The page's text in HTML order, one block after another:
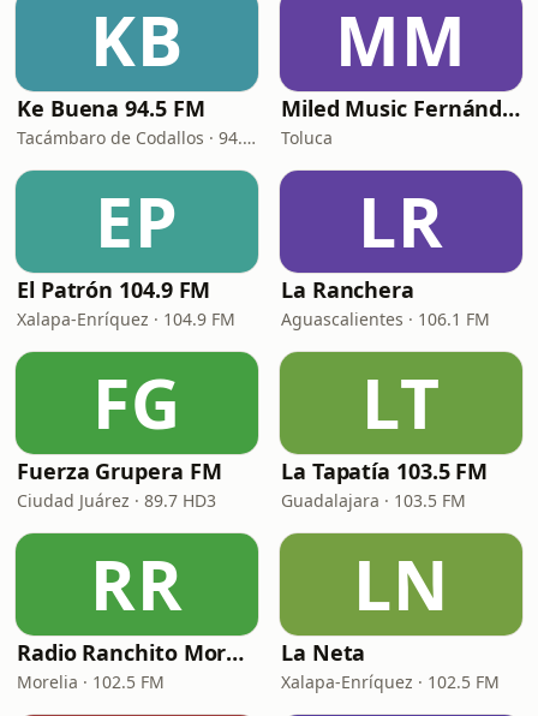
KB
Ke Buena 94.5 FM
Tacámbaro de Codallos · 94.5 FM
MM
Miled Music Fernández
Toluca
EP
El Patrón 104.9 FM
Xalapa-Enríquez · 104.9 FM
LR
La Ranchera
Aguascalientes · 106.1 FM
FG
Fuerza Grupera FM
Ciudad Juárez · 89.7 HD3
LT
La Tapatía 103.5 FM
Guadalajara · 103.5 FM
RR
Radio Ranchito Morelia
Morelia · 102.5 FM
LN
La Neta
Xalapa-Enríquez · 102.5 FM